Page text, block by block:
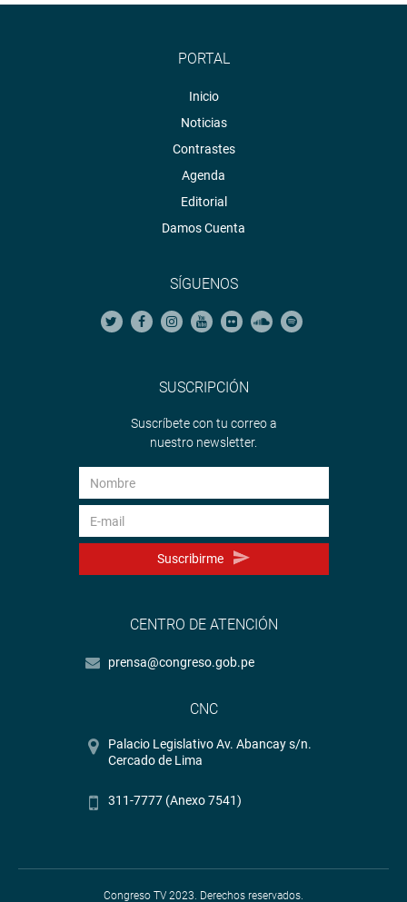
PORTAL
Inicio
Noticias
Contrastes
Agenda
Editorial
Damos Cuenta
SÍGUENOS
SUSCRIPCIÓN
Suscríbete con tu correo a
nuestro newsletter.
Suscribirme
CENTRO DE ATENCIÓN
prensa@congreso.gob.pe
CNC
Palacio Legislativo Av. Abancay s/n.
Cercado de Lima
311-7777 (Anexo 7541)
Congreso TV 2023. Derechos reservados.